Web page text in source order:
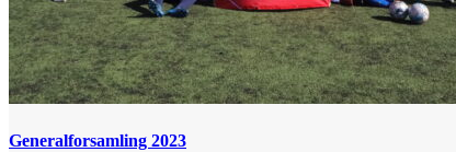
Generalforsamling 2023